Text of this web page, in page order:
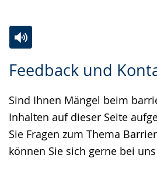
Feedback und
Sind Ihnen Mängel beim
Inhalten auf dieser Seite
Sie Fragen zum Thema
können Sie sich gerne bei
Leichten
wechseln.
Audio-
Video
Deutscher
Gebärdensprache
wird
angezeigt.